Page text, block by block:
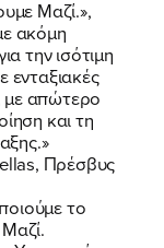
TIKTOK
Μαζί.»,
ακόμη
την ισότιμη
με απώτερο
και τη
Πρέσβυς
το